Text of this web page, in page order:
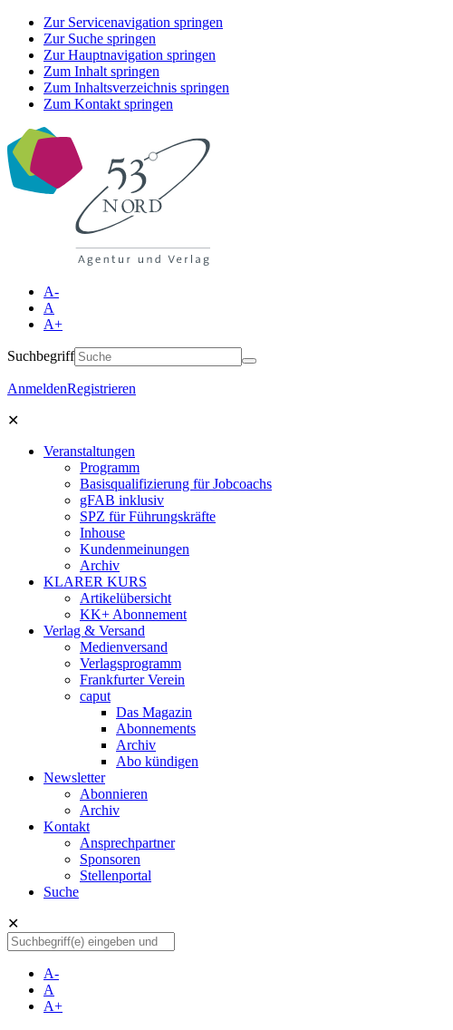
Zur Servicenavigation springen
Zur Suche springen
Zur Hauptnavigation springen
Zum Inhalt springen
Zum Inhaltsverzeichnis springen
Zum Kontakt springen
A-
A
A+
Suchbegriff
AnmeldenRegistrieren
✕
Veranstaltungen
Programm
Basisqualifizierung für Jobcoachs
gFAB inklusiv
SPZ für Führungskräfte
Inhouse
Kundenmeinungen
Archiv
KLARER KURS
Artikelübersicht
KK+ Abonnement
Verlag & Versand
Medienversand
Verlagsprogramm
Frankfurter Verein
caput
Das Magazin
Abonnements
Archiv
Abo kündigen
Newsletter
Abonnieren
Archiv
Kontakt
Ansprechpartner
Sponsoren
Stellenportal
Suche
✕
A-
A
A+